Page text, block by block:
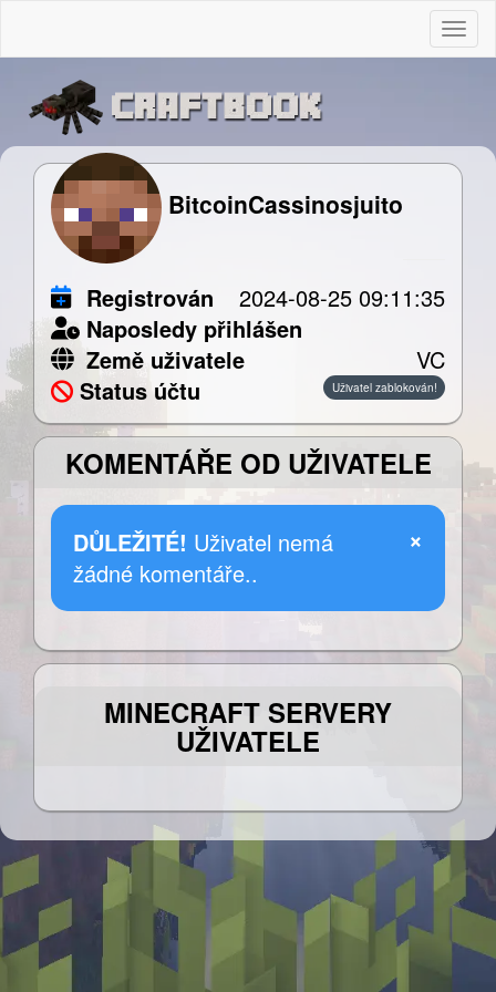
BitcoinCassinosjuito
Registrován
2024-08-25 09:11:35
Naposledy přihlášen
Země uživatele
VC
Status účtu
Uživatel zablokován!
KOMENTÁŘE OD UŽIVATELE
×
DŮLEŽITÉ! Uživatel nemá
žádné komentáře..
MINECRAFT SERVERY
UŽIVATELE